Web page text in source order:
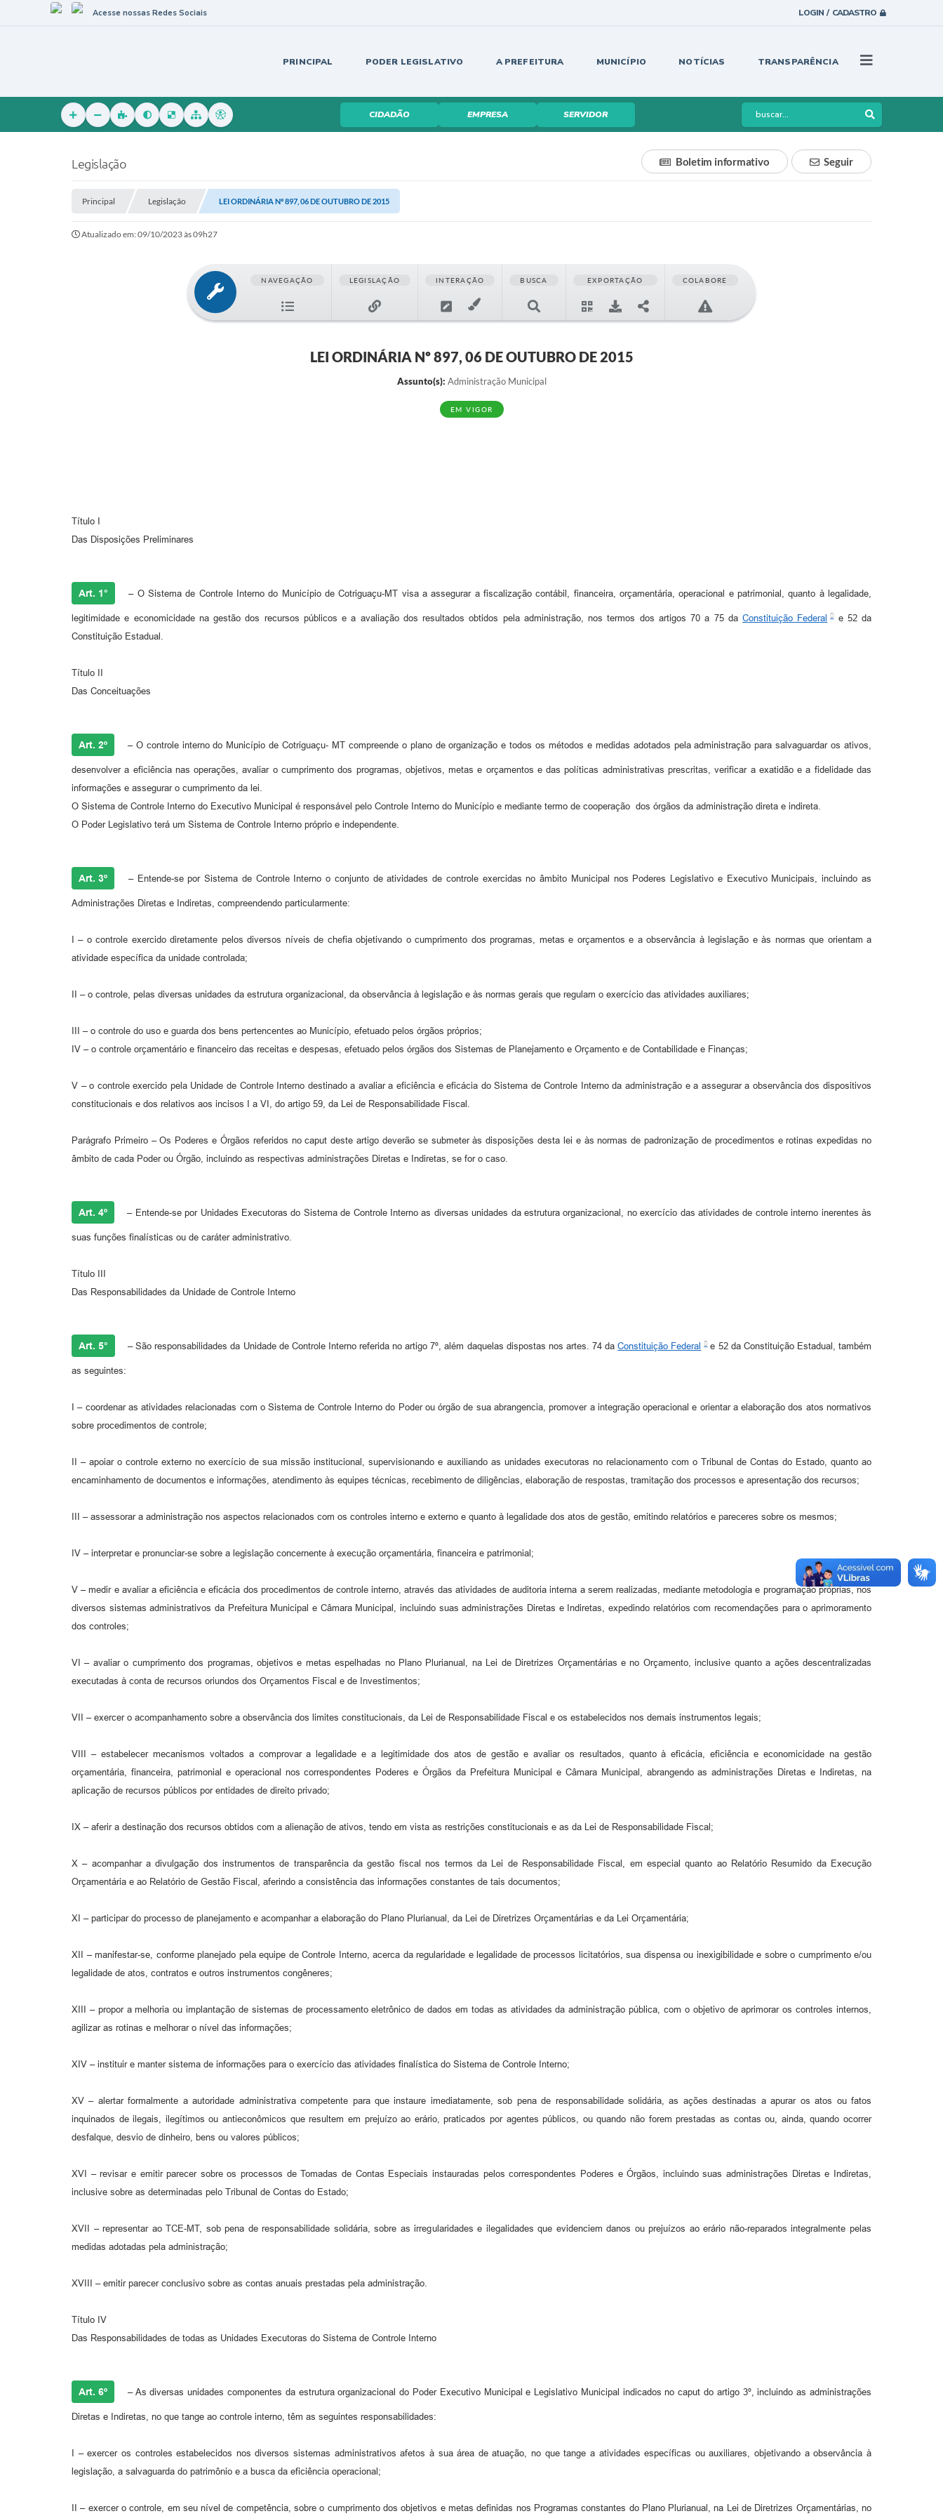
LOGIN / CADASTRO
Acesse nossas Redes Sociais
PRINCIPAL PODER LEGISLATIVO A PREFEITURA MUNICÍPIO NOTÍCIAS TRANSPARÊNCIA
CIDADÃO EMPRESA SERVIDOR
Legislação Seguir
Boletim informativo
Principal Legislação LEI ORDINÁRIA Nº 897, 06 DE OUTUBRO DE 2015
Atualizado em: 09/10/2023 às 09h27
NAVEGAÇÃO LEGISLAÇÃO INTERAÇÃO BUSCA EXPORTAÇÃO COLABORE
LEI ORDINÁRIA Nº 897, 06 DE OUTUBRO DE 2015
Assunto(s): Administração Municipal
EM VIGOR
Título I
Das Disposições Preliminares
Art. 1° – O Sistema de Controle Interno do Município de Cotriguaçu-MT visa a assegurar a fiscalização contábil, financeira, orçamentária, operacional e patrimonial, quanto à legalidade,
legitimidade e economicidade na gestão dos recursos públicos e a avaliação dos resultados obtidos pela administração, nos termos dos artigos 70 a 75 da Constituição Federal
e 52 da
Constituição Estadual.
Título II
Das Conceituações
Art. 2º – O controle interno do Município de Cotriguaçu- MT compreende o plano de organização e todos os métodos e medidas adotados pela administração para salvaguardar os ativos,
desenvolver a eficiência nas operações, avaliar o cumprimento dos programas, objetivos, metas e orçamentos e das políticas administrativas prescritas, verificar a exatidão e a fidelidade das
informações e assegurar o cumprimento da lei.
O Sistema de Controle Interno do Executivo Municipal é responsável pelo Controle Interno do Município e mediante termo de cooperação dos órgãos da administração direta e indireta.
O Poder Legislativo terá um Sistema de Controle Interno próprio e independente.
Art. 3º – Entende-se por Sistema de Controle Interno o conjunto de atividades de controle exercidas no âmbito Municipal nos Poderes Legislativo e Executivo Municipais, incluindo as
Administrações Diretas e Indiretas, compreendendo particularmente:
I – o controle exercido diretamente pelos diversos níveis de chefia objetivando o cumprimento dos programas, metas e orçamentos e a observância à legislação e às normas que orientam a
atividade específica da unidade controlada;
II – o controle, pelas diversas unidades da estrutura organizacional, da observância à legislação e às normas gerais que regulam o exercício das atividades auxiliares;
III – o controle do uso e guarda dos bens pertencentes ao Município, efetuado pelos órgãos próprios;
IV – o controle orçamentário e financeiro das receitas e despesas, efetuado pelos órgãos dos Sistemas de Planejamento e Orçamento e de Contabilidade e Finanças;
V – o controle exercido pela Unidade de Controle Interno destinado a avaliar a eficiência e eficácia do Sistema de Controle Interno da administração e a assegurar a observância dos dispositivos
constitucionais e dos relativos aos incisos I a VI, do artigo 59, da Lei de Responsabilidade Fiscal.
Parágrafo Primeiro – Os Poderes e Órgãos referidos no caput deste artigo deverão se submeter às disposições desta lei e às normas de padronização de procedimentos e rotinas expedidas no
âmbito de cada Poder ou Órgão, incluindo as respectivas administrações Diretas e Indiretas, se for o caso.
Art. 4º – Entende-se por Unidades Executoras do Sistema de Controle Interno as diversas unidades da estrutura organizacional, no exercício das atividades de controle interno inerentes às
suas funções finalísticas ou de caráter administrativo.
Título III
Das Responsabilidades da Unidade de Controle Interno
Art. 5° – São responsabilidades da Unidade de Controle Interno referida no artigo 7º, além daquelas dispostas nos artes. 74 daConstituição Federal e 52 da Constituição Estadual, também
as seguintes:
I – coordenar as atividades relacionadas com o Sistema de Controle Interno do Poder ou órgão de sua abrangencia, promover a integração operacional e orientar a elaboração dos atos normativos
sobre procedimentos de controle;
II – apoiar o controle externo no exercício de sua missão institucional, supervisionando e auxiliando as unidades executoras no relacionamento com o Tribunal de Contas do Estado, quanto ao
encaminhamento de documentos e informações, atendimento às equipes técnicas, recebimento de diligências, elaboração de respostas, tramitação dos processos e apresentação dos recursos;
III – assessorar a administração nos aspectos relacionados com os controles interno e externo e quanto à legalidade dos atos de gestão, emitindo relatórios e pareceres sobre os mesmos;
IV – interpretar e pronunciar-se sobre a legislação concernente à execução orçamentária, financeira e patrimonial;
V – medir e avaliar a eficiência e eficácia dos procedimentos de controle interno, através das atividades de auditoria interna a serem realizadas, mediante metodologia e programação próprias, nos
diversos sistemas administrativos da Prefeitura Municipal e Câmara Municipal, incluindo suas administrações Diretas e Indiretas, expedindo relatórios com recomendações para o aprimoramento
dos controles;
VI – avaliar o cumprimento dos programas, objetivos e metas espelhadas no Plano Plurianual, na Lei de Diretrizes Orçamentárias e no Orçamento, inclusive quanto a ações descentralizadas
executadas à conta de recursos oriundos dos Orçamentos Fiscal e de Investimentos;
VII – exercer o acompanhamento sobre a observância dos limites constitucionais, da Lei de Responsabilidade Fiscal e os estabelecidos nos demais instrumentos legais;
VIII – estabelecer mecanismos voltados a comprovar a legalidade e a legitimidade dos atos de gestão e avaliar os resultados, quanto à eficácia, eficiência e economicidade na gestão
orçamentária, financeira, patrimonial e operacional nos correspondentes Poderes e Órgãos da Prefeitura Municipal e Câmara Municipal, abrangendo as administrações Diretas e Indiretas, na
aplicação de recursos públicos por entidades de direito privado;
IX – aferir a destinação dos recursos obtidos com a alienação de ativos, tendo em vista as restrições constitucionais e as da Lei de Responsabilidade Fiscal;
X – acompanhar a divulgação dos instrumentos de transparência da gestão fiscal nos termos da Lei de Responsabilidade Fiscal, em especial quanto ao Relatório Resumido da Execução
Orçamentária e ao Relatório de Gestão Fiscal, aferindo a consistência das informações constantes de tais documentos;
XI – participar do processo de planejamento e acompanhar a elaboração do Plano Plurianual, da Lei de Diretrizes Orçamentárias e da Lei Orçamentária;
XII – manifestar-se, conforme planejado pela equipe de Controle Interno, acerca da regularidade e legalidade de processos licitatórios, sua dispensa ou inexigibilidade e sobre o cumprimento e/ou
legalidade de atos, contratos e outros instrumentos congêneres;
XIII – propor a melhoria ou implantação de sistemas de processamento eletrônico de dados em todas as atividades da administração pública, com o objetivo de aprimorar os controles internos,
agilizar as rotinas e melhorar o nível das informações;
XIV – instituir e manter sistema de informações para o exercício das atividades finalística do Sistema de Controle Interno;
XV – alertar formalmente a autoridade administrativa competente para que instaure imediatamente, sob pena de responsabilidade solidária, as ações destinadas a apurar os atos ou fatos
inquinados de ilegais, ilegítimos ou antieconômicos que resultem em prejuízo ao erário, praticados por agentes públicos, ou quando não forem prestadas as contas ou, ainda, quando ocorrer
desfalque, desvio de dinheiro, bens ou valores públicos;
XVI – revisar e emitir parecer sobre os processos de Tomadas de Contas Especiais instauradas pelos correspondentes Poderes e Órgãos, incluindo suas administrações Diretas e Indiretas,
inclusive sobre as determinadas pelo Tribunal de Contas do Estado;
XVII – representar ao TCE-MT, sob pena de responsabilidade solidária, sobre as irregularidades e ilegalidades que evidenciem danos ou prejuízos ao erário não-reparados integralmente pelas
medidas adotadas pela administração;
XVIII – emitir parecer conclusivo sobre as contas anuais prestadas pela administração.
Título IV
Das Responsabilidades de todas as Unidades Executoras do Sistema de Controle Interno
Art. 6º – As diversas unidades componentes da estrutura organizacional do Poder Executivo Municipal e Legislativo Municipal indicados no caput do artigo 3º, incluindo as administrações
Diretas e Indiretas, no que tange ao controle interno, têm as seguintes responsabilidades:
I – exercer os controles estabelecidos nos diversos sistemas administrativos afetos à sua área de atuação, no que tange a atividades específicas ou auxiliares, objetivando a observância à
legislação, a salvaguarda do patrimônio e a busca da eficiência operacional;
II – exercer o controle, em seu nível de competência, sobre o cumprimento dos objetivos e metas definidas nos Programas constantes do Plano Plurianual, na Lei de Diretrizes Orçamentárias, no